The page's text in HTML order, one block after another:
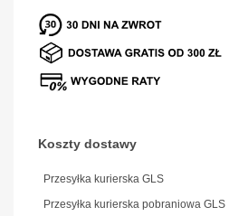
Koszty dostawy
Przesyłka kurierska GLS
Przesyłka kurierska pobraniowa GLS